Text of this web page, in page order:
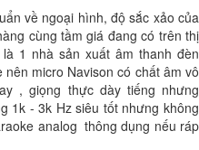
về ngoại hình, độ sắc xảo của
cùng tầm giá đang có trên thị
1 nhà sản xuất âm thanh đèn
micro Navison có chất âm vô
, giọng thực dày tiếng nhưng
1k - 3k Hz siêu tốt nhưng không
analog thông dụng nếu ráp